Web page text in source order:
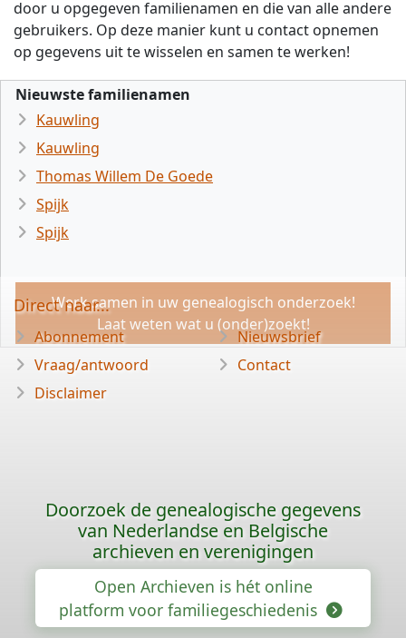
door u opgegeven familienamen en die van alle andere
gebruikers. Op deze manier kunt u contact opnemen
op gegevens uit te wisselen en samen te werken!
Nieuwste familienamen
Kauwling
Kauwling
Thomas Willem De Goede
Spijk
Spijk
Werk samen in uw genealogisch onderzoek!
Laat weten wat u (onder)zoekt!
Direct naar...
Abonnement
Vraag/antwoord
Disclaimer
Nieuwsbrief
Contact
Doorzoek de genealogische gegevens
van Nederlandse en Belgische
archieven en verenigingen
Open Archieven is hét online
platform voor familiegeschiedenis